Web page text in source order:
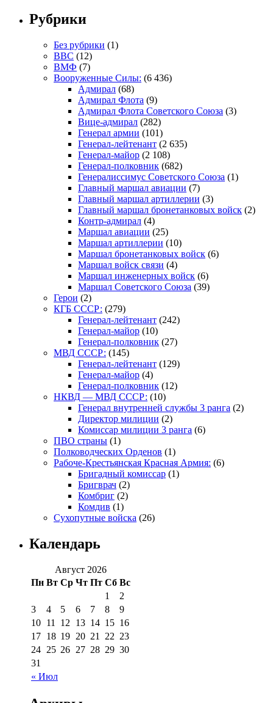
Рубрики
Без рубрики (1)
ВВС (12)
ВМФ (7)
Вооруженные Силы: (6 436)
Адмирал (68)
Адмирал Флота (9)
Адмирал Флота Советского Союза (3)
Вице-адмирал (282)
Генерал армии (101)
Генерал-лейтенант (2 635)
Генерал-майор (2 108)
Генерал-полковник (682)
Генералиссимус Советского Союза (1)
Главный маршал авиации (7)
Главный маршал артиллерии (3)
Главный маршал бронетанковых войск (2)
Контр-адмирал (4)
Маршал авиации (25)
Маршал артиллерии (10)
Маршал бронетанковых войск (6)
Маршал войск связи (4)
Маршал инженерных войск (6)
Маршал Советского Союза (39)
Герои (2)
КГБ СССР: (279)
Генерал-лейтенант (242)
Генерал-майор (10)
Генерал-полковник (27)
МВД СССР: (145)
Генерал-лейтенант (129)
Генерал-майор (4)
Генерал-полковник (12)
НКВД — МВД СССР: (10)
Генерал внутренней службы 3 ранга (2)
Директор милиции (2)
Комиссар милиции 3 ранга (6)
ПВО страны (1)
Полководческих Орденов (1)
Рабоче-Крестьянская Красная Армия: (6)
Бригадный комиссар (1)
Бригврач (2)
Комбриг (2)
Комдив (1)
Сухопутные войска (26)
Календарь
Август 2026
Пн Вт Ср Чт Пт Сб Вс
« Июл
1
2
3
4 5 6 7 8
9
10 11 12 13 14 15 16
17 18 19 20 21 22 23
24 25 26 27 28 29 30
31